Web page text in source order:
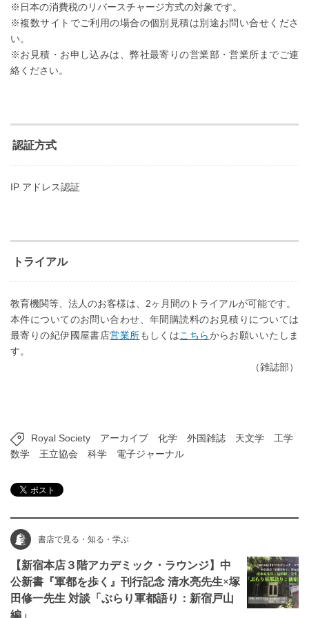
※日本の消費税のリバースチャージ方式の対象です。
※複数サイトでご利用の場合の個別見積は別途お問い合せくださ
い。
※お見積・お申し込みは、弊社最寄りの営業部・営業所までご連
絡ください。
認証方式
IP アドレス認証
トライアル
教育機関等、法人のお客様は、2ヶ月間のトライアルが可能です。
本件についてのお問い合わせ、年間購読料のお見積りについては
最寄りの紀伊國屋書店営業所もしくはこちらからお願いいたしま
す。
（雑誌部）
Royal Society アーカイブ 化学 外国雑誌 天文学
工学
数学
王立協会 科学 電子ジャーナル
書店で見る・知る・学ぶ
【新宿本店３階アカデミック・ラウンジ】中
公新書『軍都を歩く』刊行記念 清水亮先生×塚
田修一先生 対談「ぶらり軍都語り：新宿戸山
編」